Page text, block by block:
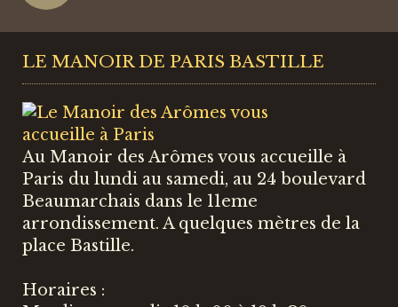
LE MANOIR DE PARIS BASTILLE
Au Manoir des Arômes vous accueille à
Paris du lundi au samedi, au 24 boulevard
Beaumarchais dans le 11eme
arrondissement. A quelques mètres de la
place Bastille.
Horaires :